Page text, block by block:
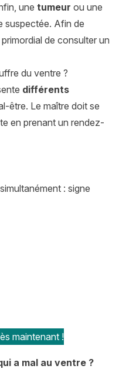
une tumeur ou une
suspectée. Afin de
de consulter un
du ventre ?
différents
être. Le maître doit se
en prenant un rendez-
: signe
maintenant !
a mal au ventre ?